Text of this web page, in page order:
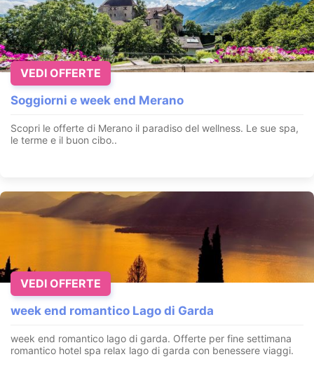
Soggiorni e week end Merano
Scopri le offerte di Merano il paradiso del wellness. Le sue spa,
le terme e il buon cibo..
VEDI OFFERTE
week end romantico Lago di Garda
week end romantico lago di garda. Offerte per fine settimana
romantico hotel spa relax lago di garda con benessere viaggi.
VEDI OFFERTE